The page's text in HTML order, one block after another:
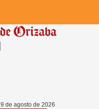
9 de agosto de 2026